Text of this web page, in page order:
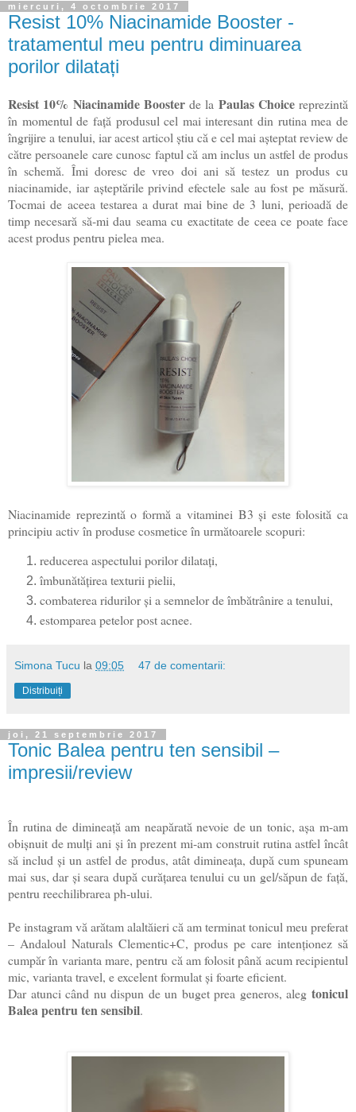
miercuri, 4 octombrie 2017
Resist 10% Niacinamide Booster -
tratamentul meu pentru diminuarea
porilor dilatați
Resist 10% Niacinamide Booster de la Paulas Choice reprezintă
în momentul de față produsul cel mai interesant din rutina mea de
îngrijire a tenului, iar acest articol știu că e cel mai așteptat review de
către persoanele care cunosc faptul că am inclus un astfel de produs
în schemă. Îmi doresc de vreo doi ani să testez un produs cu
niacinamide, iar așteptările privind efectele sale au fost pe măsură.
Tocmai de aceea testarea a durat mai bine de 3 luni, perioadă de
timp necesară să-mi dau seama cu exactitate de ceea ce poate face
acest produs pentru pielea mea.
Niacinamide reprezintă o formă a vitaminei B3 și este folosită ca
principiu activ în produse cosmetice în următoarele scopuri:
reducerea aspectului porilor dilatați,
îmbunătățirea texturii pielii,
combaterea ridurilor și a semnelor de îmbătrânire a tenului,
estomparea petelor post acnee.
Simona Tucu la 09:05 47 de comentarii:
Distribuiți
joi, 21 septembrie 2017
Tonic Balea pentru ten sensibil –
impresii/review
În rutina de dimineață am neapărată nevoie de un tonic, așa m-am
obișnuit de mulți ani și în prezent mi-am construit rutina astfel încât
să includ și un astfel de produs, atât dimineața, după cum spuneam
mai sus, dar și seara după curățarea tenului cu un gel/săpun de față,
pentru reechilibrarea ph-ului.
Pe instagram vă arătam alaltăieri că am terminat tonicul meu preferat
– Andaloul Naturals Clementic+C, produs pe care intenționez să
cumpăr în varianta mare, pentru că am folosit până acum recipientul
mic, varianta travel, e excelent formulat și foarte eficient.
Dar atunci când nu dispun de un buget prea generos, aleg tonicul
Balea pentru ten sensibil.